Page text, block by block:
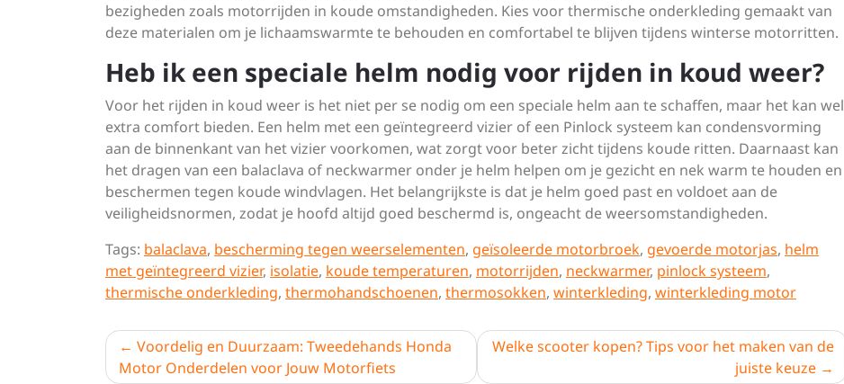
bezigheden zoals motorrijden in koude omstandigheden. Kies voor thermische onderkleding gemaakt van
deze materialen om je lichaamswarmte te behouden en comfortabel te blijven tijdens winterse motorritten.
Heb ik een speciale helm nodig voor rijden in koud weer?
Voor het rijden in koud weer is het niet per se nodig om een speciale helm aan te schaffen, maar het kan wel
extra comfort bieden. Een helm met een geïntegreerd vizier of een Pinlock systeem kan condensvorming
aan de binnenkant van het vizier voorkomen, wat zorgt voor beter zicht tijdens koude ritten. Daarnaast kan
het dragen van een balaclava of neckwarmer onder je helm helpen om je gezicht en nek warm te houden en
beschermen tegen koude windvlagen. Het belangrijkste is dat je helm goed past en voldoet aan de
veiligheidsnormen, zodat je hoofd altijd goed beschermd is, ongeacht de weersomstandigheden.
Tags: balaclava, bescherming tegen weerselementen, geïsoleerde motorbroek, gevoerde motorjas, helm
met geïntegreerd vizier, isolatie, koude temperaturen, motorrijden, neckwarmer, pinlock systeem,
thermische onderkleding, thermohandschoenen, thermosokken, winterkleding, winterkleding motor
Berichtnavigatie
Voordelig en Duurzaam: Tweedehands Honda
Motor Onderdelen voor Jouw Motorfiets
Welke scooter kopen? Tips voor het maken van de
juiste keuze